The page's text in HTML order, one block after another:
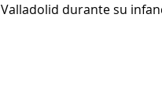
Valladolid durante su